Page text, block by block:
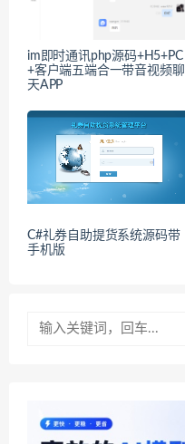
im即时通讯php源码+H5+PC
+客户端五端合一带音视频聊
天APP
C#礼券自助提货系统源码带
手机版